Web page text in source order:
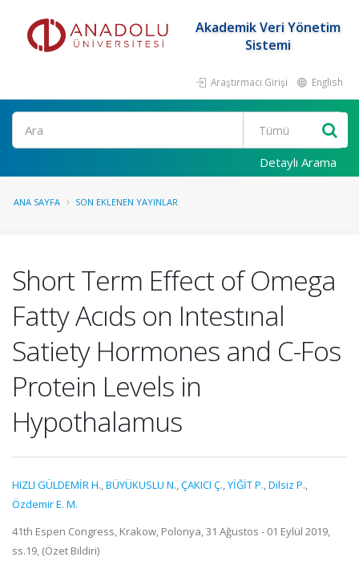
Akademik Veri Yönetim
Sistemi
Araştırmacı Girişi English
Ara
Detaylı Arama
ANA SAYFA SON EKLENEN YAYINLAR
Short Term Effect of Omega
Fatty Acıds on Intestınal
Satiety Hormones and C-Fos
Protein Levels in
Hypothalamus
HIZLI GÜLDEMİR H.,BÜYÜKUSLU N.,ÇAKICI Ç.,YİĞİT P.,Dilsiz P.,
Özdemir E. M.
41th Espen Congress, Krakow, Polonya, 31 Ağustos - 01 Eylül 2019,
ss.19, (Özet Bildiri)